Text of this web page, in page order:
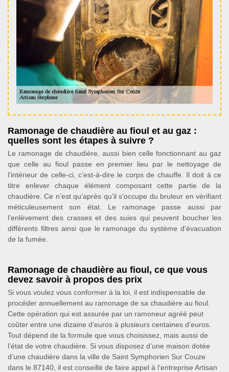
Ramonage de chaudière au fioul et au gaz :
quelles sont les étapes à suivre ?
Le ramonage de chaudière, aussi bien celle fonctionnant au gaz
que celle au fioul passe en premier lieu par le nettoyage de
l’intérieur de celle-ci, c’est-à-dire le corps de chauffe. Il doit à ce
titre enlever chaque élément composant cette partie de la
chaudière. Ce n’est qu’après qu’il s’occupe du bruleur en vérifiant
méticuleusement son état. Le ramonage passe aussi par
l’enlèvement des crasses et des suies qui peuvent boucher les
différents filtres ainsi que le ramonage du système d’évacuation
de la fumée.
Ramonage de chaudière au fioul, ce que vous
devez savoir à propos des prix
Si vous voulez vous conformer à la loi, il est indispensable de
procéder annuellement au ramonage de sa chaudière au fioul.
Cette opération qui est assurée par un ramoneur agréé peut
coûter entre une dizaine d’euros à plusieurs centaines d’euros.
Tout dépend de la formule que vous choisissez, mais aussi de
l’état de votre chaudière. Si vous disposez d’une maison dotée
d’une chaudière dans la ville de Saint Symphorien Sur Couze
dans le 87140, il est conseillé de faire appel à l’entreprise Artisan